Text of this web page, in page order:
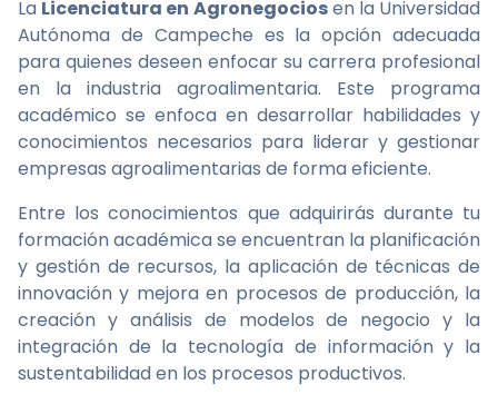
La Licenciatura en Agronegociosen la Universidad
Autónoma de Campeche es la opción adecuada
para quienes deseen enfocar su carrera profesional
en la industria agroalimentaria. Este programa
académico se enfoca en desarrollar habilidades y
conocimientos necesarios para liderar y gestionar
empresas agroalimentarias de forma eficiente.
Entre los conocimientos que adquirirás durante tu
formación académica se encuentran la planificación
y gestión de recursos, la aplicación de técnicas de
innovación y mejora en procesos de producción, la
creación y análisis de modelos de negocio y la
integración de la tecnología de información y la
sustentabilidad en los procesos productivos.